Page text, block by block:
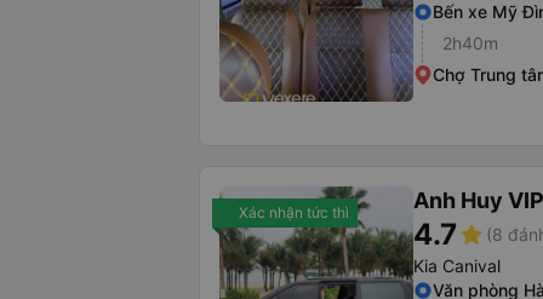
Bến xe Mỹ
2h40m
Chợ Trung
Xác nhận tức thì Anh Huy VIP
4.7star (8
Kia Canival
Văn phòng